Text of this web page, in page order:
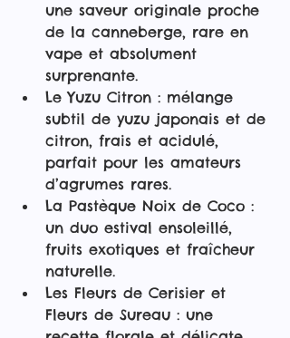
une saveur originale proche
de la canneberge, rare en
vape et absolument
surprenante.
Le Yuzu Citron : mélange
subtil de yuzu japonais et de
citron, frais et acidulé,
parfait pour les amateurs
d’agrumes rares.
La Pastèque Noix de Coco :
un duo estival ensoleillé,
fruits exotiques et fraîcheur
naturelle.
Les Fleurs de Cerisier et
Fleurs de Sureau : une